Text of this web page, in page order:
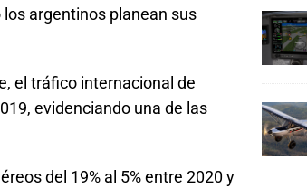
argentinos planean sus
el tráfico internacional de
evidenciando una de las
del 19% al 5% entre 2020 y